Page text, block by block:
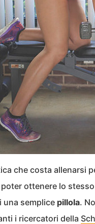
che costa allenarsi
ottenere lo
una semplice pillola.
i ricercatori della